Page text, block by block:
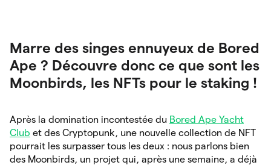
Marre des singes ennuyeux de Bored
Ape ? Découvre donc ce que sont les
Moonbirds, les NFTs pour le staking !
Après la domination incontestée du Bored Ape Yacht
Club et des Cryptopunk, une nouvelle collection de NFT
pourrait les surpasser tous les deux : nous parlons bien
des Moonbirds, un projet qui, après une semaine, a déjà